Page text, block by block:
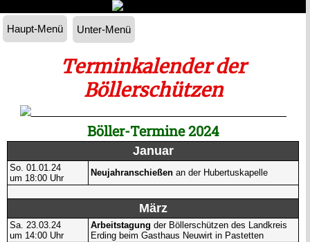
Haupt-Menü Unter-Menü
Terminkalender der
Böllerschützen
Böller-Termine 2024
Januar
So. 01.01.24
um 18:00 Uhr
Neujahranschießenan der Hubertuskapelle
März
Sa. 23.03.24
um 14:00 Uhr
Arbeitstagung der Böllerschützen des Landkreis
Erding beim Gasthaus Neuwirt in Pastetten